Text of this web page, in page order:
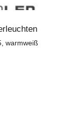
warmweiß